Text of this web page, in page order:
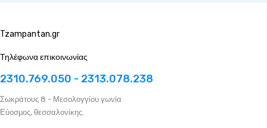
Tzampantan.gr
Τηλέφωνα επικοινωνίας
2310.769.050 - 2313.078.238
Σωκράτους 8 - Μεσολογγίου γωνία
Εύοσμος, θεσσαλονίκης.